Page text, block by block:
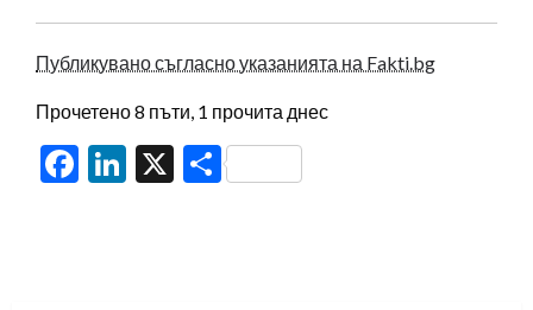
Публикувано съгласно указанията на Fakti.bg
Прочетено 8 пъти, 1 прочита днес
Facebook
LinkedIn
X Share